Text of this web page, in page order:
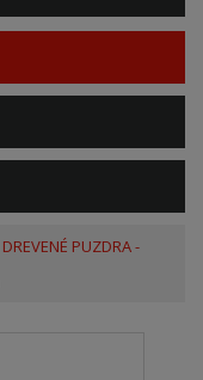
DREVENÉ PUZDRA -